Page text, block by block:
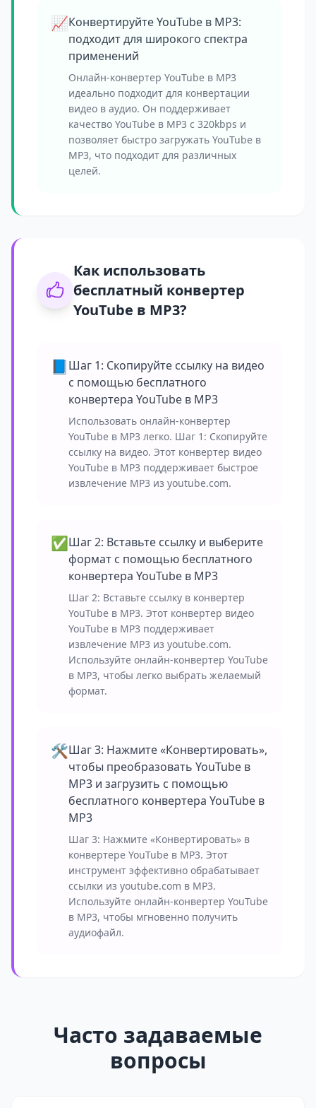
📈Конвертируйте YouTube в MP3:
подходит для широкого спектра
применений
Онлайн-конвертер YouTube в MP3
идеально подходит для конвертации
видео в аудио. Он поддерживает
качество YouTube в MP3 с 320kbps и
позволяет быстро загружать YouTube в
MP3, что подходит для различных
целей.
Как использовать
бесплатный конвертер
YouTube в MP3?
📘Шаг 1: Скопируйте ссылку на видео
с помощью бесплатного
конвертера YouTube в MP3
Использовать онлайн-конвертер
YouTube в MP3 легко. Шаг 1: Скопируйте
ссылку на видео. Этот конвертер видео
YouTube в MP3 поддерживает быстрое
извлечение MP3 из youtube.com.
✅ Шаг 2: Вставьте ссылку и выберите
формат с помощью бесплатного
конвертера YouTube в MP3
Шаг 2: Вставьте ссылку в конвертер
YouTube в MP3. Этот конвертер видео
YouTube в MP3 поддерживает
извлечение MP3 из youtube.com.
Используйте онлайн-конвертер YouTube
в MP3, чтобы легко выбрать желаемый
формат.
🛠️Шаг 3: Нажмите «Конвертировать»,
чтобы преобразовать YouTube в
MP3 и загрузить с помощью
бесплатного конвертера YouTube в
MP3
Шаг 3: Нажмите «Конвертировать» в
конвертере YouTube в MP3. Этот
инструмент эффективно обрабатывает
ссылки из youtube.com в MP3.
Используйте онлайн-конвертер YouTube
в MP3, чтобы мгновенно получить
аудиофайл.
Часто задаваемые
вопросы